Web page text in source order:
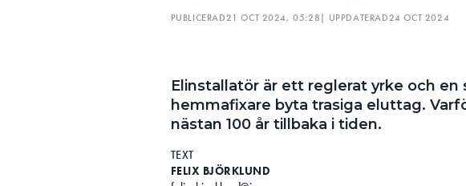
Läs E-tidningen
PUBLICERAD21 OCT 2024, 05:28| UPPDATERAD24 OCT 2024
Elinstallatör är ett reglerat yrke och
hemmafixare byta trasiga eluttag.
nästan 100 år tillbaka i tiden.
TEXT
FELIX BJÖRKLUND